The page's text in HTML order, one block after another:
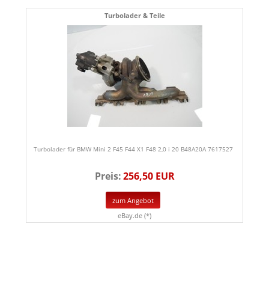
Turbolader & Teile
Turbolader für BMW Mini 2 F45 F44 X1 F48 2,0 i 20 B48A20A 7617527
Preis:256,50 EUR
zum Angebot
eBay.de (*)